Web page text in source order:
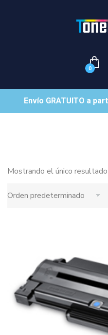
0
Envío GRATUITO a
Mostrando el único resultado